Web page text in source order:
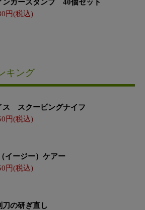
ンガースタンプ 40個セット
キング
ス スクーピングナイフ
イージー）ケアー
刀の研ぎ直し